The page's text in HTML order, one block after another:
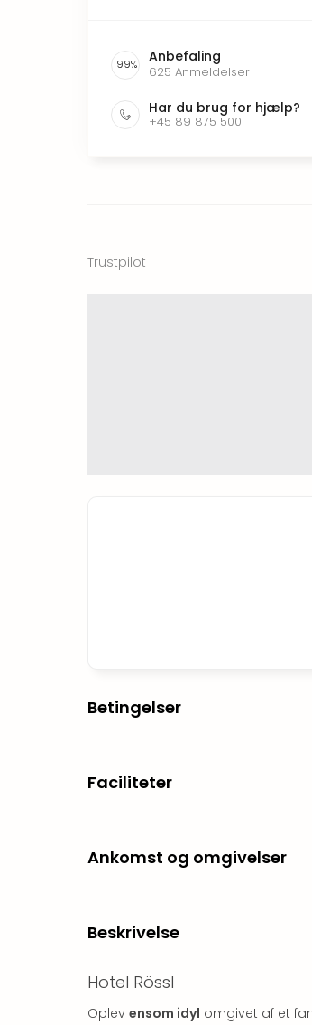
99% Anbefaling
625 Anmeldelser
Har du brug for hjælp?
+45 89 875 500
Trustpilot
Betingelser
Faciliteter
Ankomst og omgivelser
Beskrivelse
Hotel Rössl
Oplev ensom idyl omgivet af et